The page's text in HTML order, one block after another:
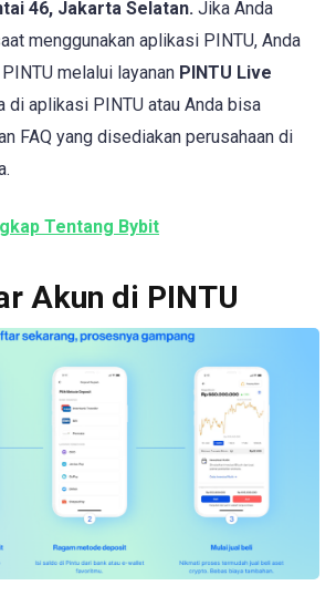
46, Jakarta Selatan. Jika Anda
menggunakan aplikasi PINTU, Anda
melalui layanan PINTU Live
di aplikasi PINTU atau Anda bisa
FAQ yang disediakan perusahaan di
Tentang Bybit
Akun di PINTU